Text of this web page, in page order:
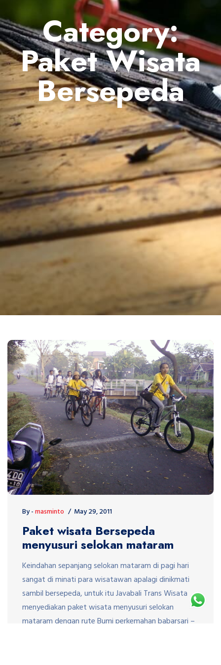
Category:
Paket Wisata
Bersepeda
By -masminto May 29, 2011
Paket wisata Bersepeda
menyusuri selokan mataram
Keindahan sepanjang selokan mataram di pagi hari
sangat di minati para wisatawan apalagi dinikmati
sambil bersepeda, untuk itu Javabali Trans Wisata
menyediakan paket wisata menyusuri selokan
mataram dengan rute Bumi perkemahan babarsari –